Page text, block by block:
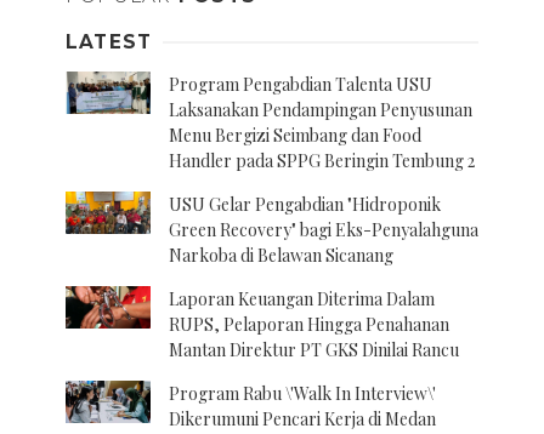
LATEST
Program Pengabdian Talenta USU
Laksanakan Pendampingan Penyusunan
Menu Bergizi Seimbang dan Food
Handler pada SPPG Beringin Tembung 2
USU Gelar Pengabdian "Hidroponik
Green Recovery" bagi Eks-Penyalahguna
Narkoba di Belawan Sicanang
Laporan Keuangan Diterima Dalam
RUPS, Pelaporan Hingga Penahanan
Mantan Direktur PT GKS Dinilai Rancu
Program Rabu \'Walk In Interview\'
Dikerumuni Pencari Kerja di Medan